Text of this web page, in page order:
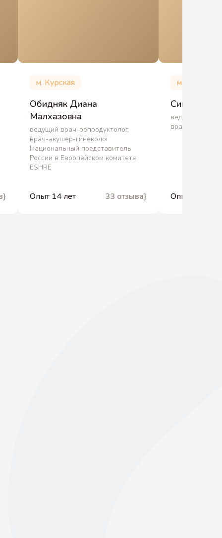
м. Курская
Обидняк Диана
Малхазовна
ведущий врач-репродуктолог,
врач-акушер-гинеколог
Национальный представитель
России в Европейском комитете
ESHRE
Опыт 14 лет 33 отзыва}
м. Курская
Сингх
ведущий врач-
врач-акушер-
Опыт 26 лет